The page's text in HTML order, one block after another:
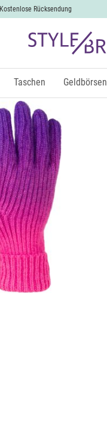
Kostenlose Rücksendung
Taschen Geldbörsen